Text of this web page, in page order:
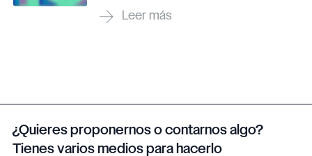
¿Quieres proponernos o contarnos algo?
Tienes varios medios para hacerlo